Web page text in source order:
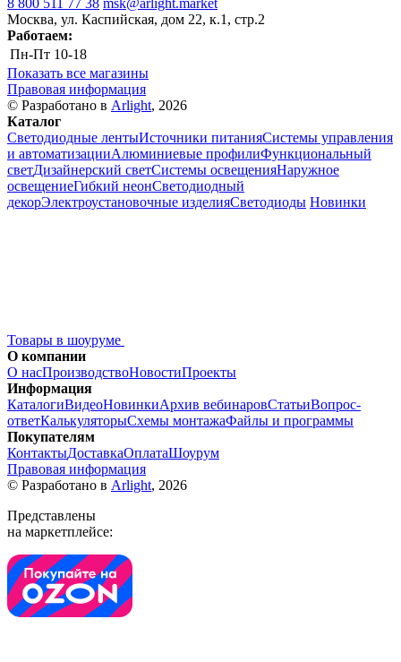
8 800 511 77 38 msk@arlight.market
Москва, ул. Каспийская, дом 22, к.1, стр.2
Работаем:
Пн-Пт 10-18
Показать все магазины
Правовая информация
© Разработано в Arlight, 2026
Каталог
Светодиодные лентыИсточники питанияСистемы управления
и автоматизацииАлюминиевые профилиФункциональный
светДизайнерский светСистемы освещенияНаружное
освещениеГибкий неонСветодиодный
декорЭлектроустановочные изделияСветодиоды Новинки
Товары в шоуруме
О компании
О насПроизводствоНовостиПроекты
Информация
КаталогиВидеоНовинкиАрхив вебинаровСтатьиВопрос-
ответКалькуляторыСхемы монтажаФайлы и программы
Покупателям
КонтактыДоставкаОплатаШоурум
Правовая информация
© Разработано в Arlight, 2026
Представлены
на маркетплейсе: